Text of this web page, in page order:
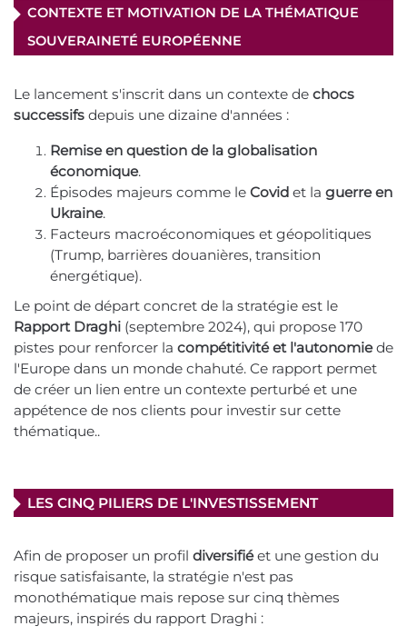
CONTEXTE ET MOTIVATION DE LA THÉMATIQUE
SOUVERAINETÉ EUROPÉENNE
Le lancement s'inscrit dans un contexte de chocs
successifs depuis une dizaine d'années :
Remise en question de la globalisation
économique.
Épisodes majeurs comme le Covid et la guerre en
Ukraine.
Facteurs macroéconomiques et géopolitiques
(Trump, barrières douanières, transition
énergétique).
Le point de départ concret de la stratégie est le
Rapport Draghi (septembre 2024), qui propose 170
pistes pour renforcer la compétitivité et l'autonomiede
l'Europe dans un monde chahuté. Ce rapport permet
de créer un lien entre un contexte perturbé et une
appétence de nos clients pour investir sur cette
thématique..
LES CINQ PILIERS DE L'INVESTISSEMENT
Afin de proposer un profil diversifiéet une gestion du
risque satisfaisante, la stratégie n'est pas
monothématique mais repose sur cinq thèmes
majeurs, inspirés du rapport Draghi :